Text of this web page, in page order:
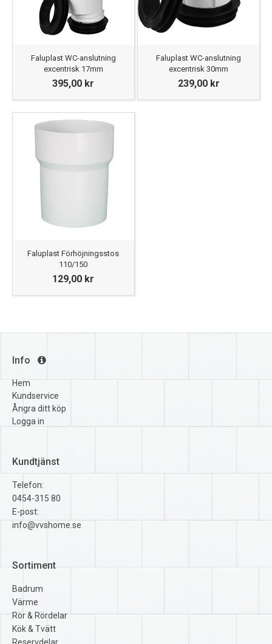
Faluplast WC-anslutning
excentrisk 17mm
395,00 kr
Faluplast WC-anslutning
excentrisk 30mm
239,00 kr
Faluplast Förhöjningsstos
110/150
129,00 kr
Info
Hem
Kundservice
Ångra ditt köp
Logga in
Kundtjänst
Telefon:
0454-315 80
E-post:
info@vvshome.se
Sortiment
Badrum
Värme
Rör & Rördelar
Kök & Tvätt